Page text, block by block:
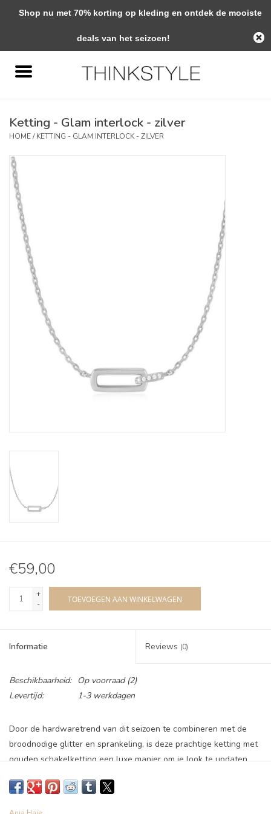
0 Artikelen - €0,00
Woondecoratie
Mode & Zo
Verzorging
Geschenken
Interieuradvies
KOOPJES
Cadeaubonnen
Ketting - Glam interlock - zilver
HOME/KETTING - GLAM INTERLOCK - ZILVER
€59,00
+
-
TOEVOEGEN AAN WINKELWAGEN
Informatie Reviews (0)
Beschikbaarheid: Op voorraad(2)
Levertijd:
1-3 werkdagen
Door de hardwaretrend van dit seizoen te combineren met de
broodnodige glitter en sprankeling, is deze prachtige ketting met
gouden schakelketting een luxe manier om je look te updaten.
avondvibe, de delicate ketting is afgewerkt met een dikke
Shop nu met 70% korting op kleding en ontdek de mooiste
deals van het seizoen!